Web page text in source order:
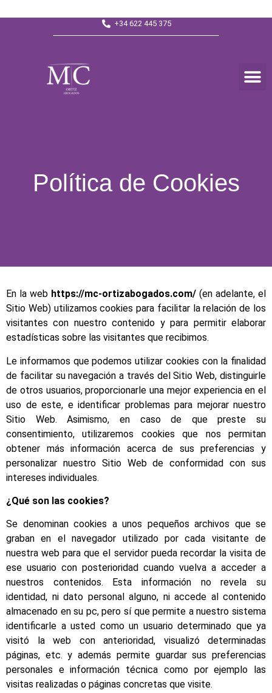
+34 622 445 375
Política de Cookies
En la web https://mc-ortizabogados.com/ (en adelante, el
Sitio Web) utilizamos cookies para facilitar la relación de los
visitantes con nuestro contenido y para permitir elaborar
estadísticas sobre las visitantes que recibimos.
Le informamos que podemos utilizar cookies con la finalidad
de facilitar su navegación a través del Sitio Web, distinguirle
de otros usuarios, proporcionarle una mejor experiencia en el
uso de este, e identificar problemas para mejorar nuestro
Sitio Web. Asimismo, en caso de que preste su
consentimiento, utilizaremos cookies que nos permitan
obtener más información acerca de sus preferencias y
personalizar nuestro Sitio Web de conformidad con sus
intereses individuales.
¿Qué son las cookies?
Se denominan cookies a unos pequeños archivos que se
graban en el navegador utilizado por cada visitante de
nuestra web para que el servidor pueda recordar la visita de
ese usuario con posterioridad cuando vuelva a acceder a
nuestros contenidos. Esta información no revela su
identidad, ni dato personal alguno, ni accede al contenido
almacenado en su pc, pero sí que permite a nuestro sistema
identificarle a usted como un usuario determinado que ya
visitó la web con anterioridad, visualizó determinadas
páginas, etc. y además permite guardar sus preferencias
personales e información técnica como por ejemplo las
visitas realizadas o páginas concretas que visite.